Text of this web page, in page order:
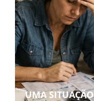
UMA SITUAÇÃO